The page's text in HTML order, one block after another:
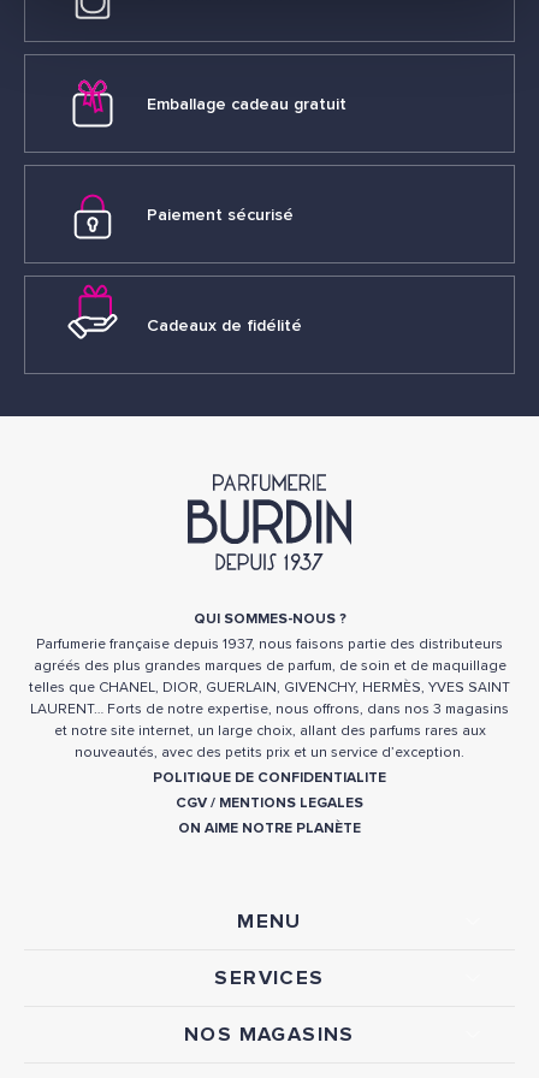
Emballage cadeau gratuit
Paiement sécurisé
Cadeaux de fidélité
QUI SOMMES-NOUS ?
Parfumerie française depuis 1937, nous faisons partie des distributeurs
agréés des plus grandes marques de parfum, de soin et de maquillage
telles que CHANEL, DIOR, GUERLAIN, GIVENCHY, HERMÈS, YVES SAINT
LAURENT… Forts de notre expertise, nous offrons, dans nos 3 magasins
et notre site internet, un large choix, allant des parfums rares aux
nouveautés, avec des petits prix et un service d’exception.
POLITIQUE DE CONFIDENTIALITE
CGV / MENTIONS LEGALES
ON AIME NOTRE PLANÈTE
MENU
SERVICES
NOS MAGASINS